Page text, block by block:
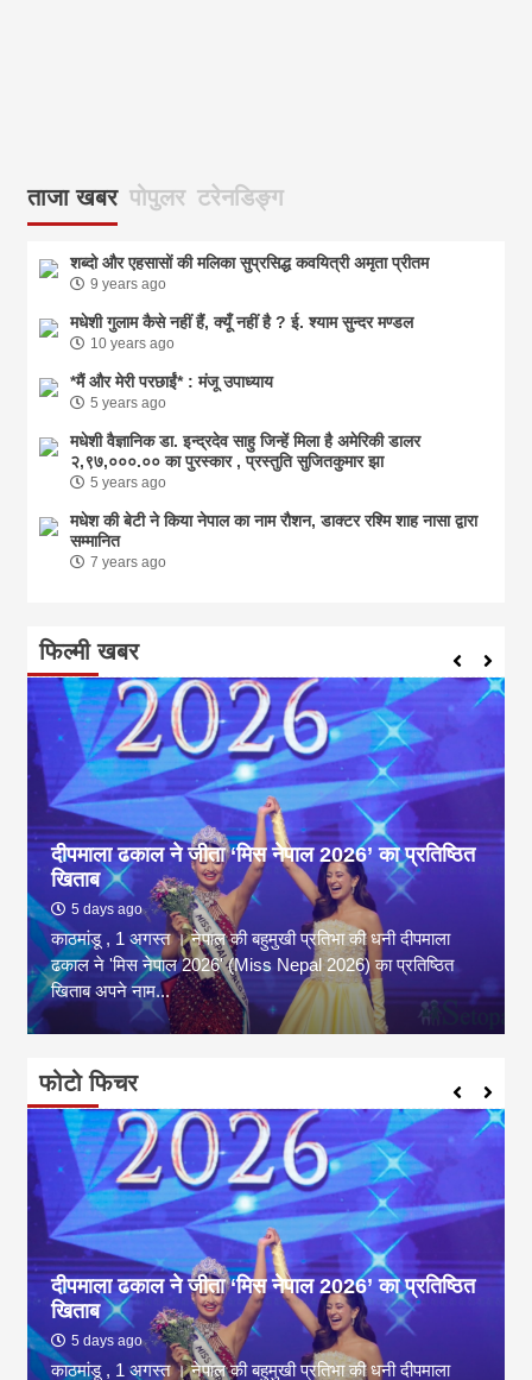
ताजा खबर पोपुलर टरेनडिङ्ग
शब्दो और एहसासों की मलिका सुप्रसिद्ध कवयित्री अमृता प्रीतम
9 years ago
मधेशी गुलाम कैसे नहीं हैं, क्यूँ नहीं है ? ई. श्याम सुन्दर मण्डल
10 years ago
*मैं और मेरी परछाईं* : मंजू उपाध्याय
5 years ago
मधेशी वैज्ञानिक डा. इन्द्रदेव साहु जिन्हें मिला है अमेरिकी डालर
२,९७,०००.०० का पुरस्कार , प्रस्तुति सुजितकुमार झा
5 years ago
मधेश की बेटी ने किया नेपाल का नाम राैशन, डाक्टर रश्मि शाह नासा द्वारा
सम्मानित
7 years ago
फिल्मी खबर
दीपमाला ढकाल ने जीता ‘मिस नेपाल 2026’ का प्रतिष्ठित
खिताब
5 days ago
काठमांडू , 1 अगस्त । नेपाल की बहुमुखी प्रतिभा की धनी दीपमाला
ढकाल ने 'मिस नेपाल 2026' (Miss Nepal 2026) का प्रतिष्ठित
खिताब अपने नाम...
फोटो फिचर
दीपमाला ढकाल ने जीता ‘मिस नेपाल 2026’ का प्रतिष्ठित
खिताब
5 days ago
काठमांडू , 1 अगस्त । नेपाल की बहुमुखी प्रतिभा की धनी दीपमाला